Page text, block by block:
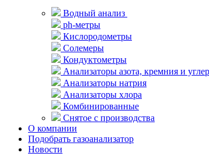
Водный анализ
ph-метры
Кислородометры
Солемеры
Кондуктометры
Анализаторы азота, кремния и
Анализаторы натрия
Анализаторы хлора
Комбинированные
Снятое с производства
О компании
Подобрать газоанализатор
Новости